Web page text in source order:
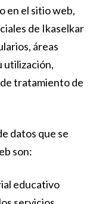
en el sitio web,
de Ikaselkar
áreas
utilización,
tratamiento de
datos que se
son:
educativo